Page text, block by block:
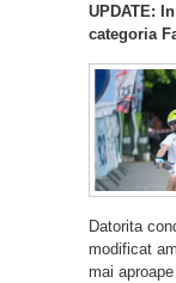
UPDATE:
categoria
Datorita
modificat
mai